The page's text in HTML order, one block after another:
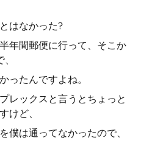
はなかった?
年間郵便に行って、そこか
ったんですよね。
レックスと言うとちょっと
けど、
僕は通ってなかったので、